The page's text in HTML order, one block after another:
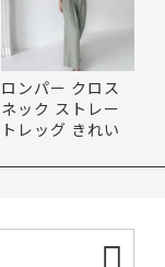
ロンパー クロス
ネック ストレー
トレッグ きれい